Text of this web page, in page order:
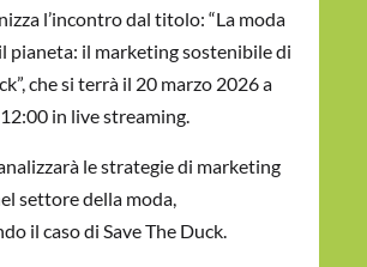
l’incontro dal titolo: “La moda
pianeta: il marketing sostenibile di
che si terrà il 20 marzo 2026 a
in live streaming.
le strategie di marketing
settore della moda,
il caso di Save The Duck.